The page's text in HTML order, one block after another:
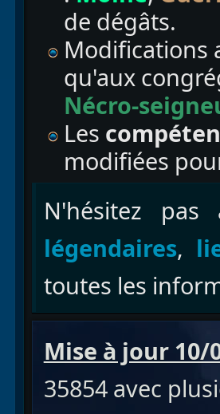
de dégâts.
Modifications
qu'aux
Nécro-
Les
modifiées
N'hésitez
légendaires,
toutes les
Mise à jour 10/
35854 avec